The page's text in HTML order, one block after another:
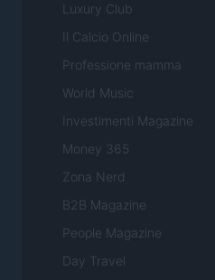
Luxury Club
Il Calcio Online
Professione mamma
World Music
Investimenti Magazine
Money 365
Zona Nerd
B2B Magazine
People Magazine
Day Travel